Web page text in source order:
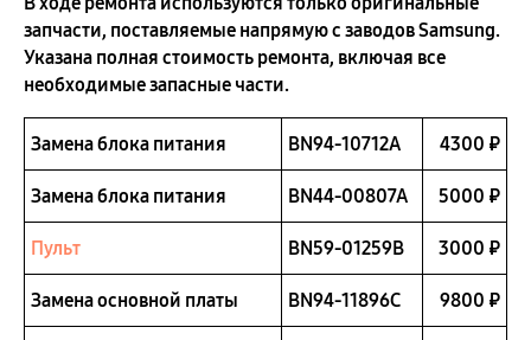
запчасти, поставляемые напрямую с заводов Samsung.
Указана полная стоимость ремонта, включая все
необходимые запасные части.
Замена блока питания BN94-10712A 4300 ₽
Замена блока питания BN44-00807A 5000 ₽
Пульт BN59-01259B 3000 ₽
Замена основной платы BN94-11896C 9800 ₽